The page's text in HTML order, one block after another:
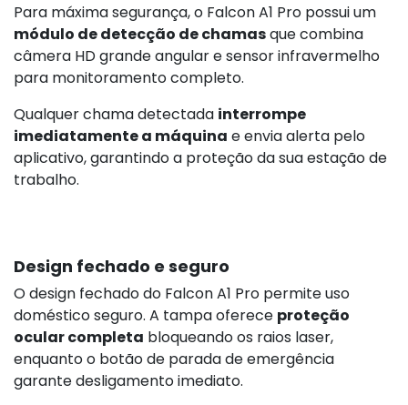
Para máxima segurança, o Falcon A1 Pro possui um
módulo de detecção de chamasque combina
câmera HD grande angular e sensor infravermelho
para monitoramento completo.
Qualquer chama detectada interrompe
imediatamente a máquina e envia alerta pelo
aplicativo, garantindo a proteção da sua estação de
trabalho.
Design fechado e seguro
O design fechado do Falcon A1 Pro permite uso
doméstico seguro. A tampa oferece proteção
ocular completa bloqueando os raios laser,
enquanto o botão de parada de emergência
garante desligamento imediato.